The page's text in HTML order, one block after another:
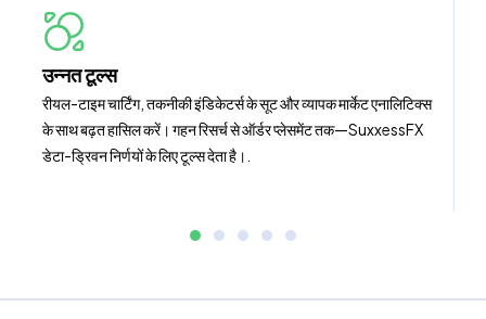
उन्नत टूल्स
रीयल-टाइम चार्टिंग, तकनीकी इंडिकेटर्स के सूट और व्यापक मार्केट एनालिटिक्स
के साथ बढ़त हासिल करें। गहन रिसर्च से ऑर्डर प्लेसमेंट तक—SuxxessFX
डेटा-ड्रिवन निर्णयों के लिए टूल्स देता है।.